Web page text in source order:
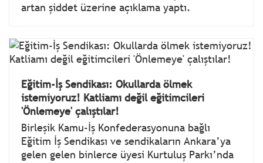
artan şiddet üzerine açıklama yaptı.
Eğitim-İş Sendikası: Okullarda ölmek
istemiyoruz! Katliamı değil eğitimcileri
'Önlemeye' çalıştılar!
Birleşik Kamu-İş Konfederasyonuna bağlı
Eğitim İş Sendikası ve sendikaların Ankara’ya
gelen gelen binlerce üyesi Kurtuluş Parkı’nda